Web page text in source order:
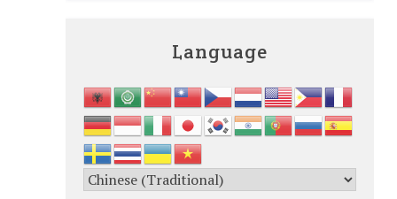
Language